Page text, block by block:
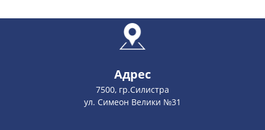
Адрес
7500, гр.Силистра
ул. Симеон Велики №31